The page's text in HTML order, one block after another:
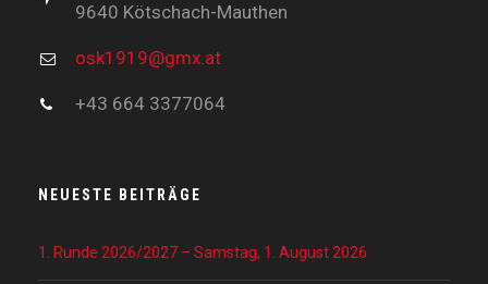
9640 Kötschach-Mauthen
osk1919@gmx.at
+43 664 3377064
NEUESTE BEITRÄGE
1. Runde 2026/2027 – Samstag, 1. August 2026